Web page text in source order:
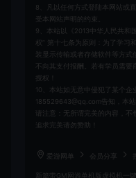
8、凡以任何方式登陆本网站或
受本网站声明的约束。
9、本站以《2013中华人民共和
权” 第十七条为原则：为了学习
装显示传输或者存储软件等方
不向其支付报酬。若有学员需要
授权！
10、本站如无意中侵犯了某个企
185529643@qq.com告知，本
请注意：无所谓完美的内容，不
追求完美请勿赞助！
爱游网单 会员分享
新篇带GM网游单机版虚拟机一